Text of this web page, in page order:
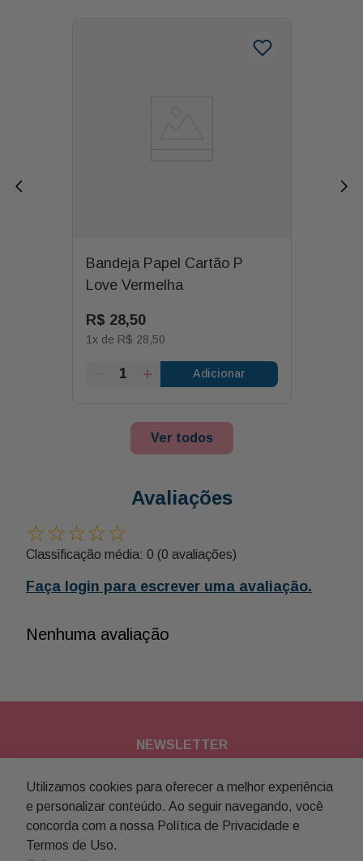
Bandeja Papel Cartão P
Love Vermelha
R$ 28,50
1x de R$ 28,50
Adicionar
Ver todos
Avaliações
☆☆☆☆☆
Classificação média: 0 (0 avaliações)
Faça login para escrever uma avaliação.
Nenhuma avaliação
NEWSLETTER
Assine nossa newsletter para
receber novidades e promoções
Utilizamos cookies para oferecer a melhor experiência
e personalizar conteúdo. Ao seguir navegando, você
concorda com a nossa Política de Privacidade e
Termos de Uso.